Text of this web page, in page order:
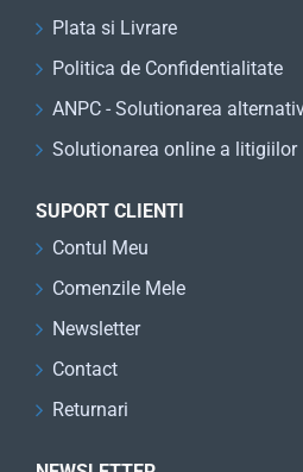
Plata si Livrare
Politica de Confidentialitate
ANPC - Solutionarea
Solutionarea online a litigiilor
SUPORT CLIENTI
Contul Meu
Comenzile Mele
Newsletter
Contact
Returnari